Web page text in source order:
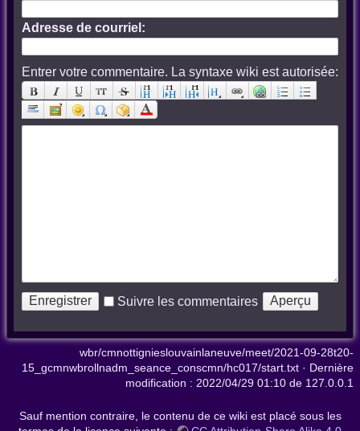
Adresse de courriel:
Entrer votre commentaire. La syntaxe wiki est autorisée:
Suivre les commentaires
wbr/cmnottignieslouvainlaneuve/meet/2021-09-28t20-
15_gcmnwbrollnadm_seance_conscmn/hc017/start.txt · Dernière
modification : 2022/04/29 01:10 de 127.0.0.1
Sauf mention contraire, le contenu de ce wiki est placé sous les